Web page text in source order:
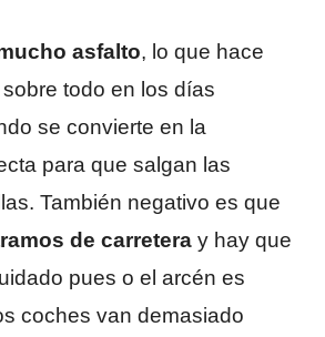
asfalto, lo que hace
todo en los días
se convierte en la
para que salgan las
También negativo es que
de carretera y hay que
pues o el arcén es
coches van demasiado